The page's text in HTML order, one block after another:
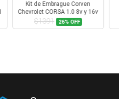
Kit de Embrague Corven
Chevrolet CORSA 1.0 8v y 16v
Todos
$1391 26% OFF